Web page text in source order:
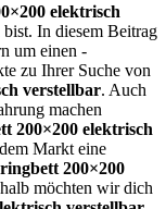
elektrisch
In diesem Beitrag
um einen -
zu Ihrer Suche von
verstellbar. Auch
machen
200×200 elektrisch
Markt eine
200×200
möchten wir dich